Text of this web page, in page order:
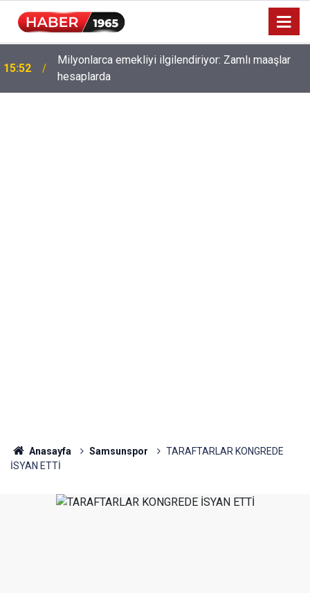
15:52
Milyonlarca emekliyi ilgilendiriyor: Zamlı maaşlar
hesaplarda
Anasayfa Samsunspor
TARAFTARLAR KONGREDE
İSYAN ETTİ